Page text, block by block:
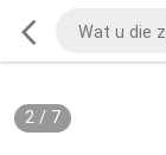
2/ 7